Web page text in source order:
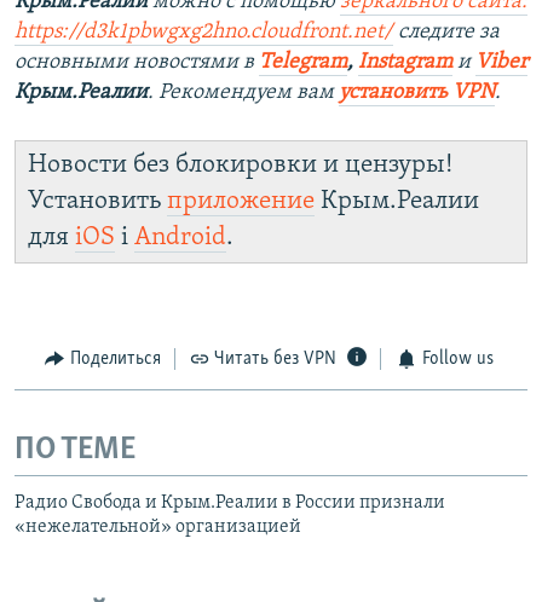
https://d3k1pbwgxg2hno.cloudfront.net/ следите за
основными новостями в Telegram, Instagramи Viber
Крым.Реалии. Рекомендуем вам установить VPN.
Новости без блокировки и цензуры!
Установить приложение Крым.Реалии
для iOS і Android.
Поделиться Читать без VPN Follow us
ПО ТЕМЕ
Радио Свобода и Крым.Реалии в России признали
«нежелательной» организацией